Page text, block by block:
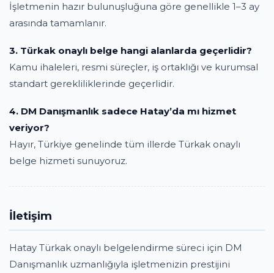
İşletmenin hazır bulunuşluğuna göre genellikle 1–3 ay
arasında tamamlanır.
3. Türkak onaylı belge hangi alanlarda geçerlidir?
Kamu ihaleleri, resmi süreçler, iş ortaklığı ve kurumsal
standart gerekliliklerinde geçerlidir.
4. DM Danışmanlık sadece Hatay’da mı hizmet
veriyor?
Hayır, Türkiye genelinde tüm illerde Türkak onaylı
belge hizmeti sunuyoruz.
İletişim
Hatay Türkak onaylı belgelendirme süreci için DM
Danışmanlık uzmanlığıyla işletmenizin prestijini